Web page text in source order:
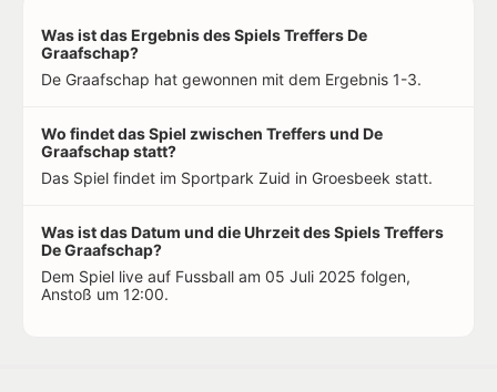
Was ist das Ergebnis des Spiels Treffers De
Graafschap?
De Graafschap hat gewonnen mit dem Ergebnis 1-3.
Wo findet das Spiel zwischen Treffers und De
Graafschap statt?
Das Spiel findet im Sportpark Zuid in Groesbeek statt.
Was ist das Datum und die Uhrzeit des Spiels Treffers
De Graafschap?
Dem Spiel live auf Fussball am 05 Juli 2025 folgen,
Anstoß um 12:00.